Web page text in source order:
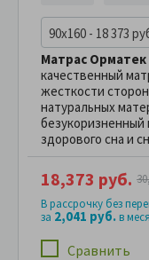
90x160 - 18 373
Матрас Орматек
качественный
жесткости
натуральных
безукоризненный
здорового сна и
Сравнить
18,373 руб.
В рассрочку без
за 2,041 руб.в